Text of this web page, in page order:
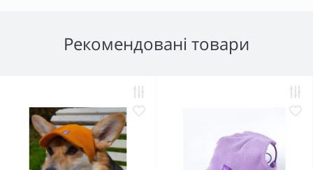
Рекомендовані товари